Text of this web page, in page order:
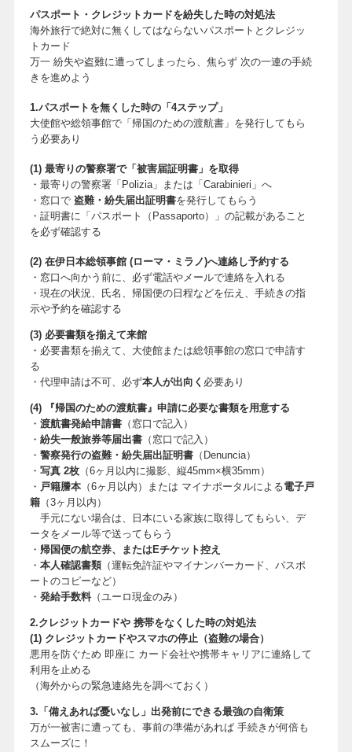
パスポート・クレジットカードを紛失した時の対処法
海外旅行で絶対に無くしてはならないパスポートとクレジッ
トカード
万一 紛失や盗難に遭ってしまったら、焦らず 次の一連の手続
きを進めよう
1.パスポートを無くした時の「4ステップ」
大使館や総領事館で「帰国のための渡航書」を発行してもら
う必要あり
(1) 最寄りの警察署で「被害届証明書」を取得
・最寄りの警察署「Polizia」または「Carabinieri」へ
・窓口で 盗難・紛失届出証明書を発行してもらう
・証明書に「パスポート（Passaporto）」の記載があること
を必ず確認する
(2) 在伊日本総領事館 (ローマ・ミラノ)へ連絡し予約する
・窓口へ向かう前に、必ず電話やメールで連絡を入れる
・現在の状況、氏名、帰国便の日程などを伝え、手続きの指
示や予約を確認する
(3) 必要書類を揃えて来館
・必要書類を揃えて、大使館または総領事館の窓口で申請す
る
・代理申請は不可、必ず本人が出向く 必要あり
(4) 『帰国のための渡航書』申請に必要な書類を用意する
・ 渡航書発給申請書（窓口で記入）
・ 紛失一般旅券等届出書（窓口で記入）
・ 警察発行の盗難・紛失届出証明書（Denuncia）
・ 写真 2枚（6ヶ月以内に撮影、縦45mm×横35mm）
・ 戸籍謄本（6ヶ月以内）または マイナポータルによる電子戸
籍（3ヶ月以内）
手元にない場合は、日本にいる家族に取得してもらい、デ
ータをメール等で送ってもらう
・ 帰国便の航空券、またはEチケット控え
・ 本人確認書類（運転免許証やマイナンバーカード、パスポ
ートのコピーなど）
・ 発給手数料（ユーロ現金のみ）
2.クレジットカードや 携帯をなくした時の対処法
(1) クレジットカードやスマホの停止（盗難の場合）
悪用を防ぐため 即座に カード会社や携帯キャリアに連絡して
利用を止める
（海外からの緊急連絡先を調べておく）
3.「備えあれば憂いなし」出発前にできる最強の自衛策
万が一被害に遭っても、事前の準備があれば 手続きが何倍も
スムーズに！